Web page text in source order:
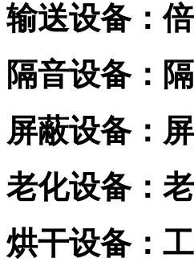
输送设备：
隔音设备：
屏蔽设备：
老化设备：
烘干设备：